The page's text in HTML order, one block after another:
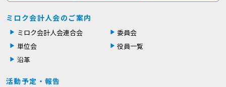
ミロク会計人会のご案内
ミロク会計人会連合会
委員会
単位会
役員一覧
沿革
活動予定・報告